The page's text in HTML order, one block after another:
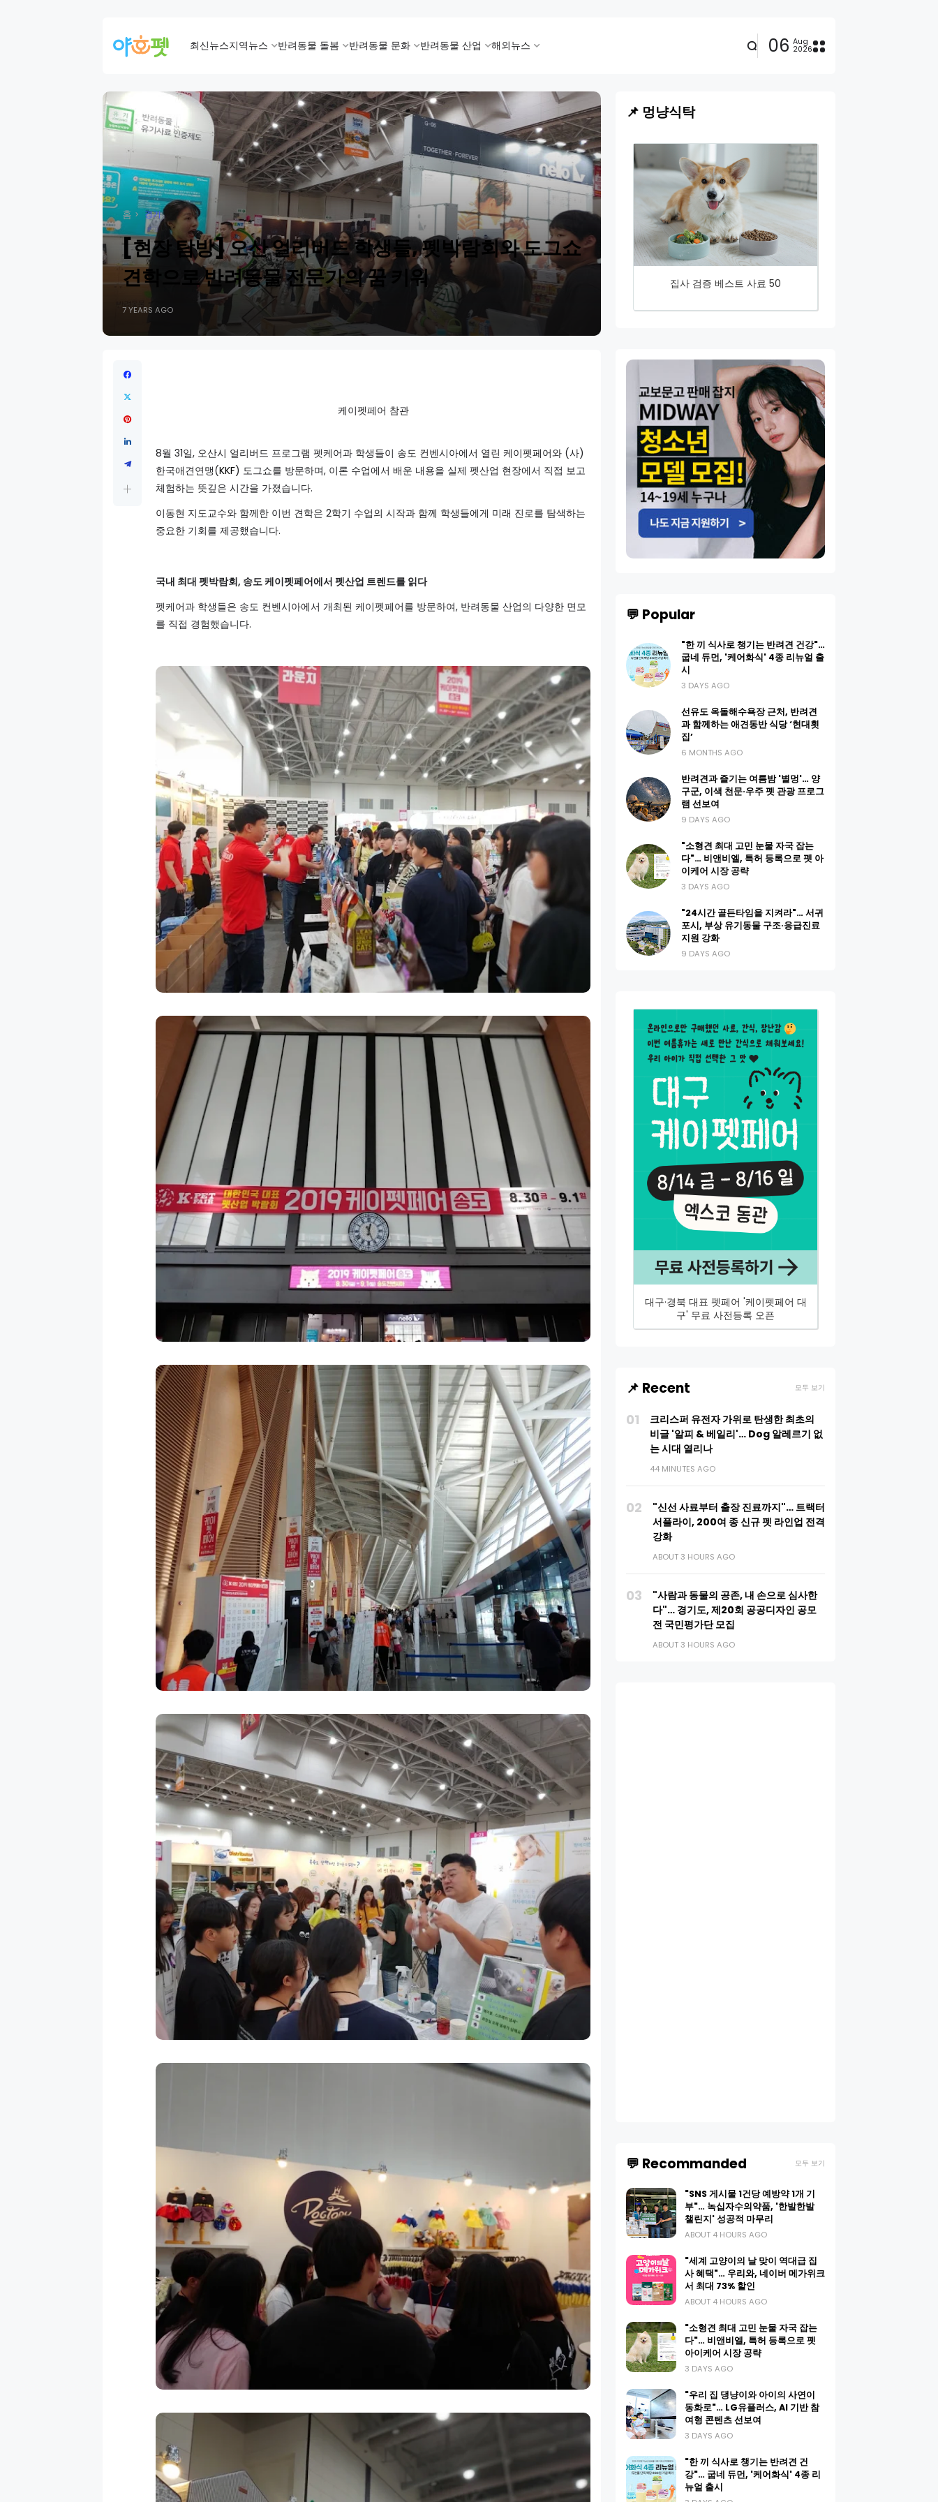
최신뉴스지역뉴스 반려동물 돌봄 반려동물 문화 반려동물 산업 해외뉴스 06 Aug
2026
홈 경기
[현장 탐방] 오산 얼리버드 학생들, 펫박람회와 도그쇼
견학으로 반려동물 전문가의 꿈 키워
7 YEARS AGO
케이펫페어 참관
8월 31일, 오산시 얼리버드 프로그램 펫케어과 학생들이 송도 컨벤시아에서 열린 케이펫페어와 (사)
한국애견연맹(KKF) 도그쇼를 방문하며, 이론 수업에서 배운 내용을 실제 펫산업 현장에서 직접 보고
체험하는 뜻깊은 시간을 가졌습니다.
이동현 지도교수와 함께한 이번 견학은 2학기 수업의 시작과 함께 학생들에게 미래 진로를 탐색하는
중요한 기회를 제공했습니다.
국내 최대 펫박람회, 송도 케이펫페어에서 펫산업 트렌드를 읽다
펫케어과 학생들은 송도 컨벤시아에서 개최된 케이펫페어를 방문하여, 반려동물 산업의 다양한 면모
를 직접 경험했습니다.
📌 멍냥식탁
집사 검증 베스트 사료 50
💬 Popular
"한 끼 식사로 챙기는 반려견 건강"…
굽네 듀먼, '케어화식' 4종 리뉴얼 출
시
3 DAYS AGO
선유도 옥돌해수욕장 근처, 반려견
과 함께하는 애견동반 식당 ‘현대횟
집’
6 MONTHS AGO
반려견과 즐기는 여름밤 '별멍'… 양
구군, 이색 천문·우주 펫 관광 프로그
램 선보여
9 DAYS AGO
"소형견 최대 고민 눈물 자국 잡는
다"… 비앤비엘, 특허 등록으로 펫 아
이케어 시장 공략
3 DAYS AGO
"24시간 골든타임을 지켜라"… 서귀
포시, 부상 유기동물 구조·응급진료
지원 강화
9 DAYS AGO
대구·경북 대표 펫페어 '케이펫페어 대
구' 무료 사전등록 오픈
📌 Recent 모두 보기
01
크리스퍼 유전자 가위로 탄생한 최초의
비글 '알피 & 베일리'… Dog 알레르기 없
는 시대 열리나
44 MINUTES AGO
02
"신선 사료부터 출장 진료까지"… 트랙터
서플라이, 200여 종 신규 펫 라인업 전격
강화
ABOUT 3 HOURS AGO
03
"사람과 동물의 공존, 내 손으로 심사한
다"… 경기도, 제20회 공공디자인 공모
전 국민평가단 모집
ABOUT 3 HOURS AGO
💬 Recommanded 모두 보기
"SNS 게시물 1건당 예방약 1개 기
부"… 녹십자수의약품, '한발한발
챌린지' 성공적 마무리
ABOUT 4 HOURS AGO
"세계 고양이의 날 맞이 역대급 집
사 혜택"… 우리와, 네이버 메가위크
서 최대 73% 할인
ABOUT 4 HOURS AGO
"소형견 최대 고민 눈물 자국 잡는
다"… 비앤비엘, 특허 등록으로 펫
아이케어 시장 공략
3 DAYS AGO
"우리 집 댕냥이와 아이의 사연이
동화로"… LG유플러스, AI 기반 참
여형 콘텐츠 선보여
3 DAYS AGO
"한 끼 식사로 챙기는 반려견 건
강"… 굽네 듀먼, '케어화식' 4종 리
뉴얼 출시